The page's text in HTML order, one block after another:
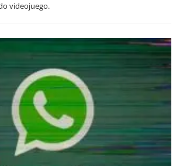
videojuego.